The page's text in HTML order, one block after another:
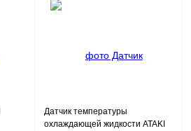
Датчик температуры
охлаждающей жидкости ATAKI